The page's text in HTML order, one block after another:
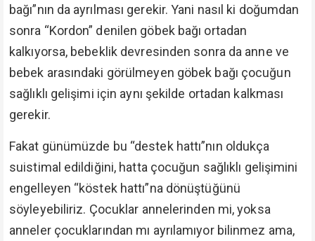
bağı”nın da ayrılması gerekir. Yani nasıl ki doğumdan
sonra “Kordon” denilen göbek bağı ortadan
kalkıyorsa, bebeklik devresinden sonra da anne ve
bebek arasındaki görülmeyen göbek bağı çocuğun
sağlıklı gelişimi için aynı şekilde ortadan kalkması
gerekir.
Fakat günümüzde bu “destek hattı”nın oldukça
suistimal edildiğini, hatta çocuğun sağlıklı gelişimini
engelleyen “köstek hattı”na dönüştüğünü
söyleyebiliriz. Çocuklar annelerinden mi, yoksa
anneler çocuklarından mı ayrılamıyor bilinmez ama,